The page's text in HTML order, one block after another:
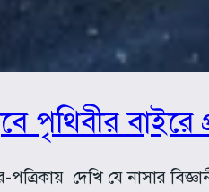
পৃথিবীর
দেখি যে নাসার